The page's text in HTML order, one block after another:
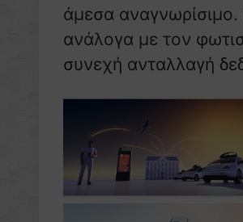
άμεσα
ανάλογα με τον
συνεχή ανταλλαγή